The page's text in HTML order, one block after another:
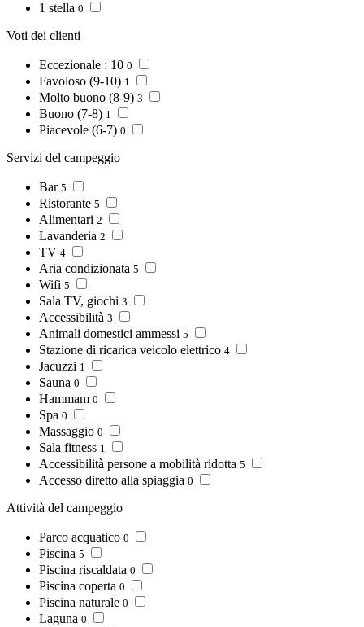
1 stella 0
Voti dei clienti
Eccezionale : 10 0
Favoloso (9-10) 1
Molto buono (8-9) 3
Buono (7-8) 1
Piacevole (6-7) 0
Servizi del campeggio
Bar 5
Ristorante 5
Alimentari 2
Lavanderia 2
TV 4
Aria condizionata 5
Wifi 5
Sala TV, giochi 3
Accessibilità 3
Animali domestici ammessi 5
Stazione di ricarica veicolo elettrico 4
Jacuzzi 1
Sauna 0
Hammam 0
Spa 0
Massaggio 0
Sala fitness 1
Accessibilità persone a mobilità ridotta 5
Accesso diretto alla spiaggia 0
Attività del campeggio
Parco acquatico 0
Piscina 5
Piscina riscaldata 0
Piscina coperta 0
Piscina naturale 0
Laguna 0